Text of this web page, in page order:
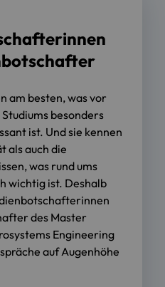
am besten, was vor
besonders
ist. Und sie kennen
als auch die
was rund ums
wichtig ist. Deshalb
des Master
Engineering
auf Augenhöhe